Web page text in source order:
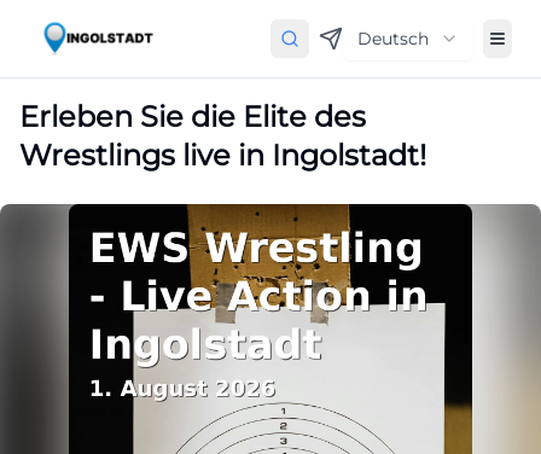
Deutsch
Erleben Sie die Elite des
Wrestlings live in Ingolstadt!